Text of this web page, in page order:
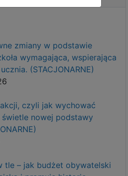
zmiany w podstawie
wymagająca, wspierająca
(STACJONARNE)
czyli jak wychować
nowej podstawy
tle – jak budżet obywatelski